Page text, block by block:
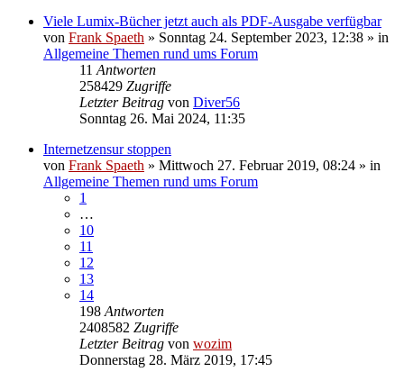
Viele Lumix-Bücher jetzt auch als PDF-Ausgabe verfügbar
von Frank Spaeth » Sonntag 24. September 2023, 12:38 » in
Allgemeine Themen rund ums Forum
11 Antworten
258429 Zugriffe
Letzter Beitrag von Diver56
Sonntag 26. Mai 2024, 11:35
Internetzensur stoppen
von Frank Spaeth » Mittwoch 27. Februar 2019, 08:24 » in
Allgemeine Themen rund ums Forum
1
…
10
11
12
13
14
198 Antworten
2408582 Zugriffe
Letzter Beitrag von wozim
Donnerstag 28. März 2019, 17:45